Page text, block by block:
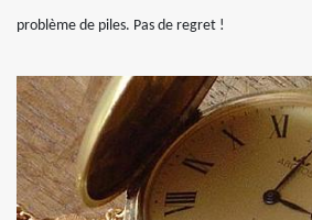
problème de piles. Pas de regret !